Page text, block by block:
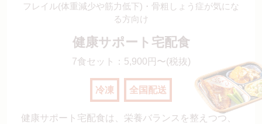
フレイル(体重減少や筋力低下)・骨粗しょう症が気にな
る方向け
健康サポート宅配食
7食セット：5,900円〜(税抜)
冷凍 全国配送
健康サポート宅配食は、栄養バランスを整えつつ、